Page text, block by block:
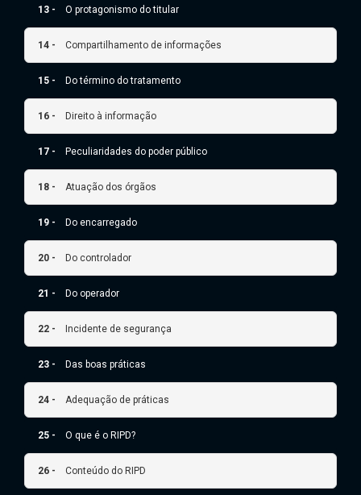
13 - O protagonismo do titular
14 - Compartilhamento de informações
15 - Do término do tratamento
16 - Direito à informação
17 - Peculiaridades do poder público
18 - Atuação dos órgãos
19 - Do encarregado
20 - Do controlador
21 - Do operador
22 - Incidente de segurança
23 - Das boas práticas
24 - Adequação de práticas
25 - O que é o RIPD?
26 - Conteúdo do RIPD